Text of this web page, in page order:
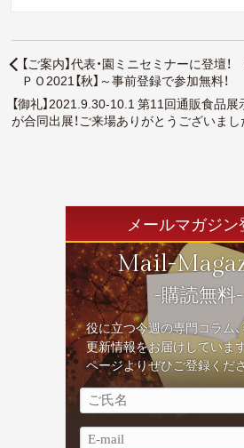
【ご案内】代表・園ミニセミナーに登壇
ＰＯ2021【秋】～事前登録で参加無料！
【御礼】2021.9.30-10.1 第11回通販食品
が合同出展！ご来場ありがとうございまし
メールマガジン
Mail-
-購読無料-
役に立つ今週の専門コラム
更新情報をお届けしていま
ページよりぜひご登録くだ